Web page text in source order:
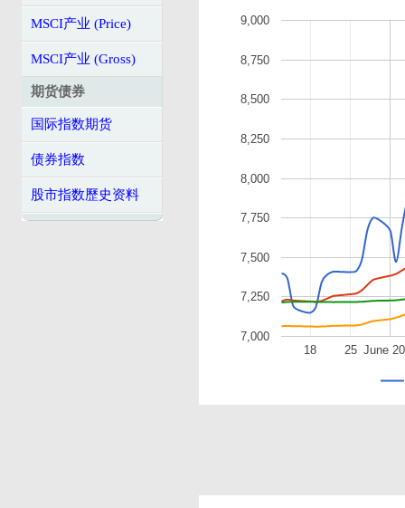
MSCI产业 (Price)
MSCI产业 (Gross)
期货债券
国际指数期货
债券指数
股市指数歷史资料
June
18 25
7,000
7,250
7,500
7,750
8,000
8,250
8,500
8,750
9,000